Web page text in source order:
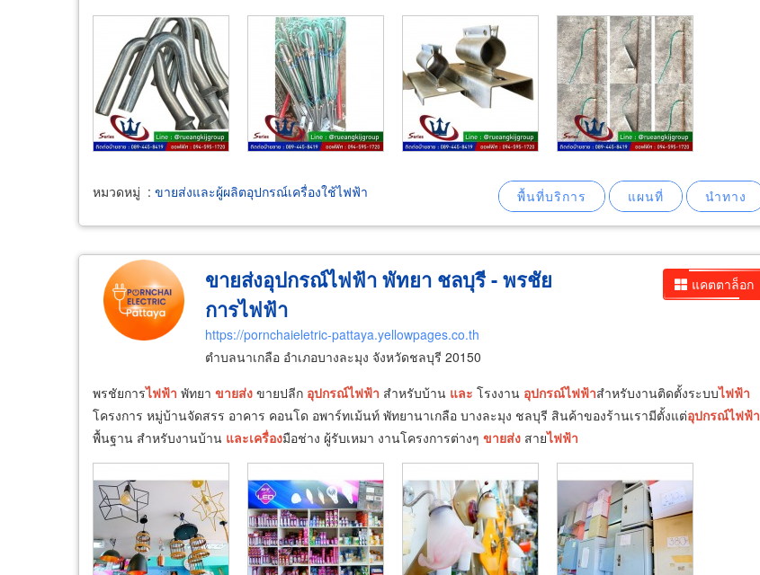
หมวดหมู่ : ขายส่งและผู้ผลิตอุปกรณ์เครื่องใช้ไฟฟ้า
แคตตาล็อก
ขายส่งอุปกรณ์ไฟฟ้า พัทยา ชลบุรี - พรชัย
การไฟฟ้า
https://pornchaieletric-pattaya.yellowpages.co.th
ตำบลนาเกลือ อำเภอบางละมุง จังหวัดชลบุรี 20150
พรชัยการไฟฟ้า พัทยา ขายส่ง ขายปลีก อุปกรณ์ไฟฟ้า สำหรับบ้าน และ โรงงาน อุปกรณ์ไฟฟ้าสำหรับงานติดตั้งระบบไฟฟ้า
โครงการ หมู่บ้านจัดสรร อาคาร คอนโด อพาร์ทเม้นท์ พัทยานาเกลือ บางละมุง ชลบุรี สินค้าของร้านเรามีตั้งแต่อุปกรณ์ไฟฟ้า
พื้นฐาน สำหรับงานบ้าน และเครื่องมือช่าง ผู้รับเหมา งานโครงการต่างๆ ขายส่ง สายไฟฟ้า